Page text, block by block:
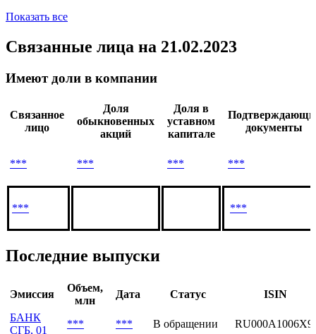
Показать все
Связанные лица на 21.02.2023
Имеют доли в компании
Связанное
лицо
Доля
обыкновенных
акций
Доля в
уставном
капитале
документы
*** *** *** ***
*** ***
Последние выпуски
Эмиссия
Объем,
млн
Дата Статус
ISIN
БАНК
СГБ, 01
*** *** В обращении RU000A1006X9